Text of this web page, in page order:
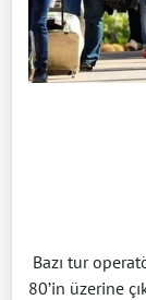
Bazı tur
80’in üzerine